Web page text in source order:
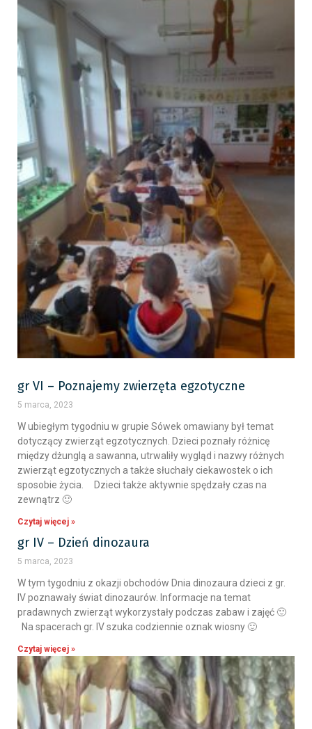
gr VI – Poznajemy zwierzęta egzotyczne
5 marca, 2023
W ubiegłym tygodniu w grupie Sówek omawiany był temat
dotyczący zwierząt egzotycznych. Dzieci poznały różnicę
między dżunglą a sawanna, utrwaliły wygląd i nazwy różnych
zwierząt egzotycznych a także słuchały ciekawostek o ich
sposobie życia. Dzieci także aktywnie spędzały czas na
zewnątrz 🙂
Czytaj więcej »
gr IV – Dzień dinozaura
5 marca, 2023
W tym tygodniu z okazji obchodów Dnia dinozaura dzieci z gr.
IV poznawały świat dinozaurów. Informacje na temat
pradawnych zwierząt wykorzystały podczas zabaw i zajęć 🙂
Na spacerach gr. IV szuka codziennie oznak wiosny 🙂
Czytaj więcej »